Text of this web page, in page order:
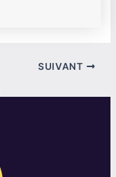
SUIVANT